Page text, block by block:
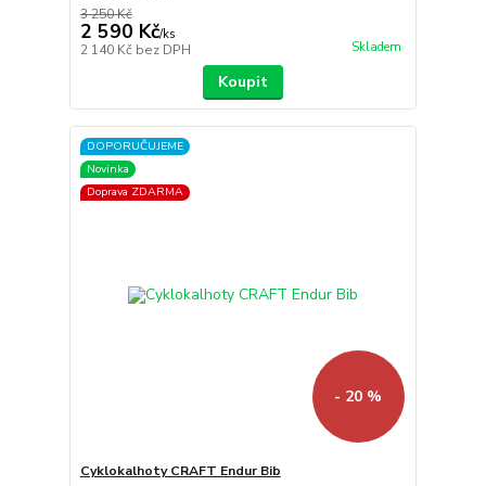
3 250 Kč
2 590 Kč/ks
2 140 Kč bez DPH Skladem
Koupit
DOPORUČUJEME
Novinka
Doprava ZDARMA
- 20 %
Cyklokalhoty CRAFT Endur Bib